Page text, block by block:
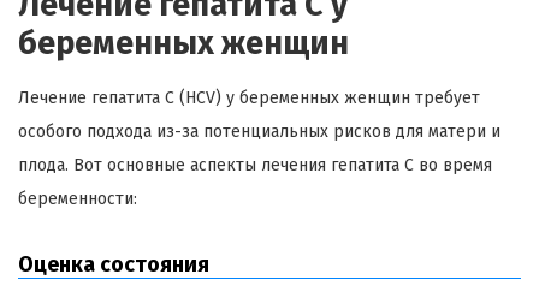
беременных женщин
Лечение гепатита C (HCV) у беременных женщин требует
особого подхода из-за потенциальных рисков для матери и
плода. Вот основные аспекты лечения гепатита C во время
беременности:
Оценка состояния